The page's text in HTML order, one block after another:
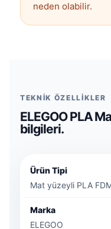
neden olabilir.
TEKNİK ÖZELLİKLER
ELEGOO PLA
bilgileri.
Ürün Tipi
Mat yüzeyli PLA
Marka
ELEGOO